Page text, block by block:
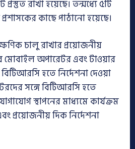
রাখা হয়েছে। তন্মধ্যে ৫টি
কাছে পাঠানো হয়েছে।
চালু রাখার প্রয়োজনীয়
মোবাইল অপারেটর এবং টাওয়ার
হতে নির্দেশনা দেওয়া
সঙ্গে বিটিআরসি হতে
স্থাপনের মাধ্যমে কার্যক্রম
প্রয়োজনীয় দিক নির্দেশনা